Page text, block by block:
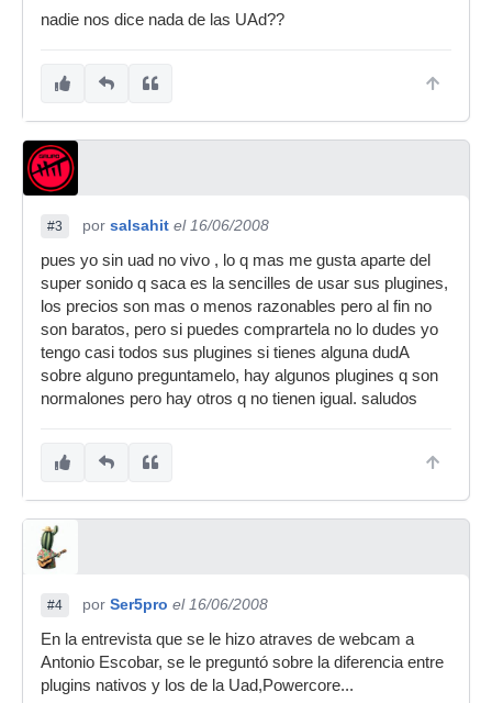
nadie nos dice nada de las UAd??
#3 por salsahit el 16/06/2008
pues yo sin uad no vivo , lo q mas me gusta aparte del
super sonido q saca es la sencilles de usar sus plugines,
los precios son mas o menos razonables pero al fin no
son baratos, pero si puedes comprartela no lo dudes yo
tengo casi todos sus plugines si tienes alguna dudA
sobre alguno preguntamelo, hay algunos plugines q son
normalones pero hay otros q no tienen igual. saludos
#4 por Ser5pro el 16/06/2008
En la entrevista que se le hizo atraves de webcam a
Antonio Escobar, se le preguntó sobre la diferencia entre
plugins nativos y los de la Uad,Powercore...